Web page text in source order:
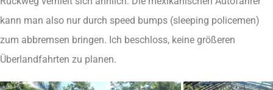
kann man also nur durch speed bumps (sleeping policemen)
zum abbremsen bringen. Ich beschloss, keine größeren
Überlandfahrten zu planen.